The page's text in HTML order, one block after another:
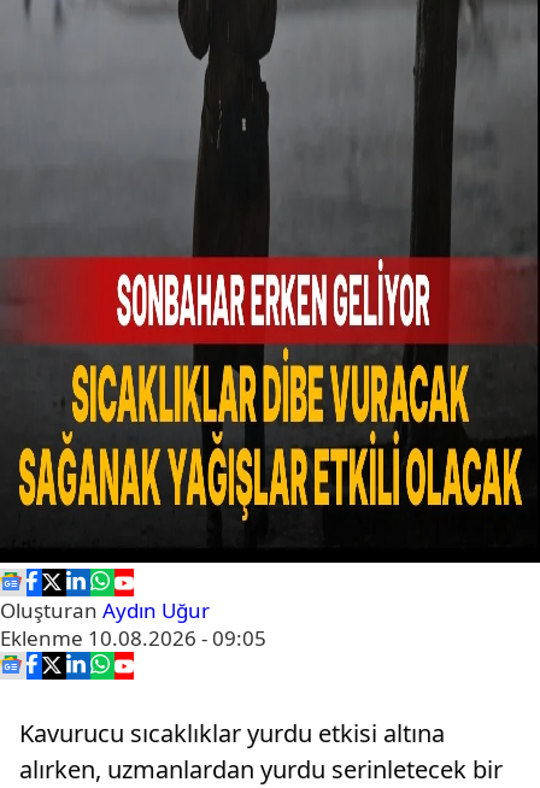
Oluşturan Aydın Uğur
Eklenme 10.08.2026 - 09:05
Kavurucu sıcaklıklar yurdu etkisi altına
alırken, uzmanlardan yurdu serinletecek bir